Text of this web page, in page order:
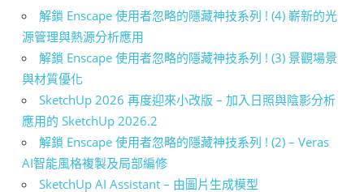
解鎖 Enscape 使用者忽略的隱藏神技系列 ! (4) 嶄新的光
源管理與熱源分析應用
解鎖 Enscape 使用者忽略的隱藏神技系列 ! (3) 景觀場景
與材質優化
SketchUp 2026 再度迎來小改版 – 加入日照與陰影分析
應用的 SketchUp 2026.2
解鎖 Enscape 使用者忽略的隱藏神技系列 ! (2) – Veras
AI智能風格複製及局部編修
SketchUp AI Assistant – 由圖片生成模型